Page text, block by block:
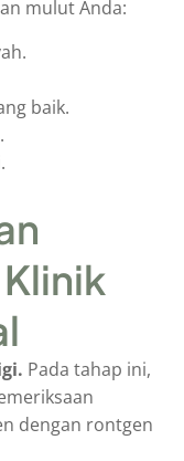
mulut Anda:
baik.
Pada tahap ini,
dengan rontgen